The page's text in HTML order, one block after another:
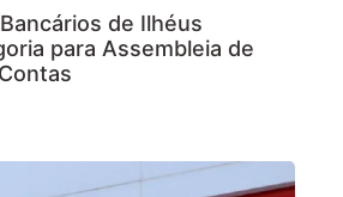
de Ilhéus
para Assembleia de